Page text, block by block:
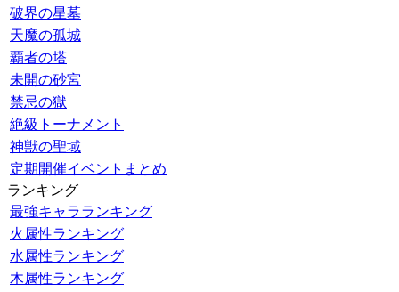
破界の星墓
天魔の孤城
覇者の塔
未開の砂宮
禁忌の獄
絶級トーナメント
神獣の聖域
定期開催イベントまとめ
ランキング
最強キャラランキング
火属性ランキング
水属性ランキング
木属性ランキング